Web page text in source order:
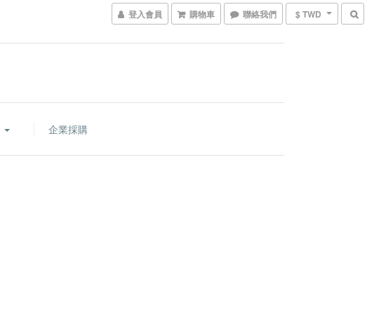
登入會員 購物車 聯絡我們 $ TWD
企業採購